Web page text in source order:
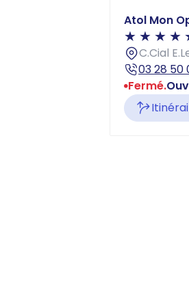
Atol Mon
C.Cial
03 28 50
Fermé.